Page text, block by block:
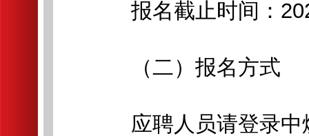
报名截止时间：
（二）报名方式
应聘人员请登录中